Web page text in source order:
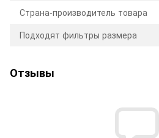
Страна-производитель товара
Подходят фильтры размера
Отзывы